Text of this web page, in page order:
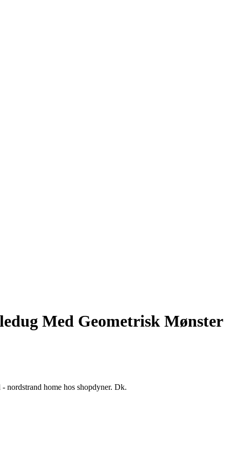
Med Geometrisk Mønster
nordstrand home hos shopdyner. Dk.